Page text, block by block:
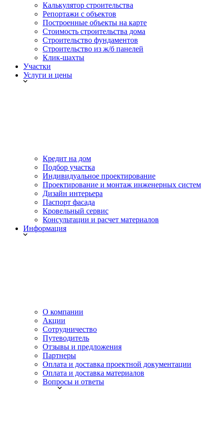
Калькулятор строительства
Репортажи с объектов
Построенные объекты на карте
Стоимость строительства дома
Строительство фундаментов
Строительство из ж/б панелей
Клик-шахты
Участки
Услуги и цены
Кредит на дом
Подбор участка
Индивидуальное проектирование
Проектирование и монтаж инженерных систем
Дизайн интерьера
Паспорт фасада
Кровельный сервис
Консультации и расчет материалов
Информация
О компании
Акции
Сотрудничество
Путеводитель
Отзывы и предложения
Партнеры
Оплата и доставка проектной документации
Оплата и доставка материалов
Вопросы и ответы